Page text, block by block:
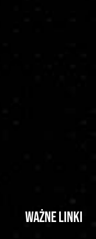
Ważne linki